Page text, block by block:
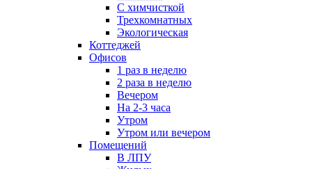
С химчисткой
Трехкомнатных
Экологическая
Коттеджей
Офисов
1 раз в неделю
2 раза в неделю
Вечером
На 2-3 часа
Утром
Утром или вечером
Помещений
В ЛПУ